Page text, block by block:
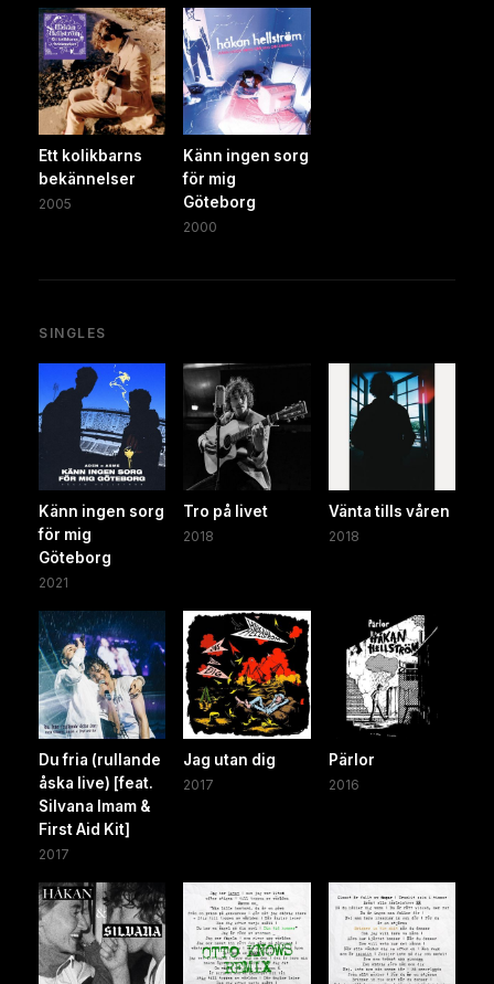
Ett kolikbarns
bekännelser
2005
Känn ingen sorg
för mig
Göteborg
2000
SINGLES
Känn ingen sorg
för mig
Göteborg
2021
Tro på livet
2018
Vänta tills våren
2018
Du fria (rullande
åska live) [feat.
Silvana Imam &
First Aid Kit]
2017
Jag utan dig
2017
Pärlor
2016